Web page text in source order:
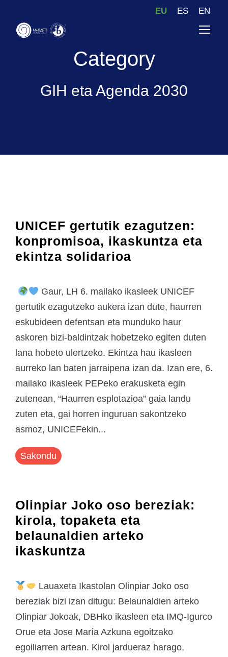
EU ES EN
Category
GIH eta Agenda 2030
UNICEF gertutik ezagutzen:
konpromisoa, ikaskuntza eta
ekintza solidarioa
Gaur, LH 6. mailako ikasleek UNICEF
gertutik ezagutzeko aukera izan dute, haurren
eskubideen defentsan eta munduko haur
askoren bizi-baldintzak hobetzeko egiten duten
lana hobeto ulertzeko. Ekintza hau ikasleen
aurreko lan baten jarraipena izan da. Izan ere, 6.
mailako ikasleek PEPeko erakusketa egin
zutenean, “Haurren esplotazioa” gaia landu
zuten eta, gai horren inguruan sakontzeko
asmoz, UNICEFekin...
Sakondu
Olinpiar Joko oso bereziak:
kirola, topaketa eta
belaunaldien arteko
ikaskuntza
Lauaxeta Ikastolan Olinpiar Joko oso
bereziak bizi izan ditugu: Belaunaldien arteko
Olinpiar Jokoak, DBHko ikasleen eta IMQ-Igurco
Orue eta Jose María Azkuna egoitzako
egoiliarren artean. Kirol jardueraz harago,